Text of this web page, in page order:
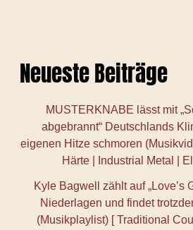
Neueste Beiträge
MUSTERKNABE lässt mit
abgebrannt“ Deutschlands
eigenen Hitze schmoren
Härte | Industrial Metal |
Kyle Bagwell zählt auf „Love’s
Niederlagen und findet
(Musikplaylist) [ Traditional